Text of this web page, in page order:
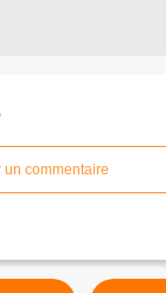
un commentaire